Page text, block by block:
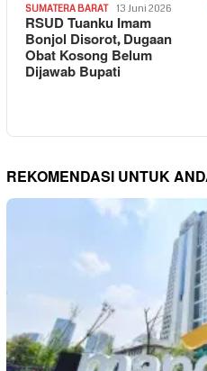
SUMATERA BARAT 13 Juni 2026
RSUD Tuanku Imam
Bonjol Disorot, Dugaan
Obat Kosong Belum
Dijawab Bupati
REKOMENDASI UNTUK